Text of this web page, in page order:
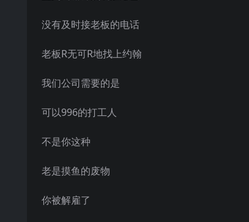
没有及时接老板的电话
老板R无可R地找上约翰
我们公司需要的是
可以996的打工人
不是你这种
老是摸鱼的废物
你被解雇了